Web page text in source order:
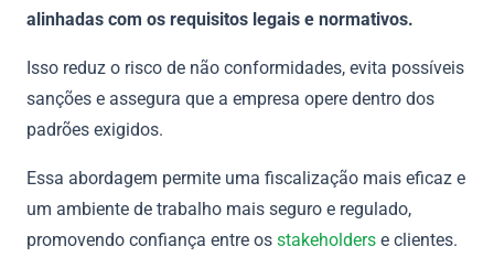
alinhadas com os requisitos legais e normativos.
Isso reduz o risco de não conformidades, evita possíveis
sanções e assegura que a empresa opere dentro dos
padrões exigidos.
Essa abordagem permite uma fiscalização mais eficaz e
um ambiente de trabalho mais seguro e regulado,
promovendo confiança entre os stakeholders e clientes.